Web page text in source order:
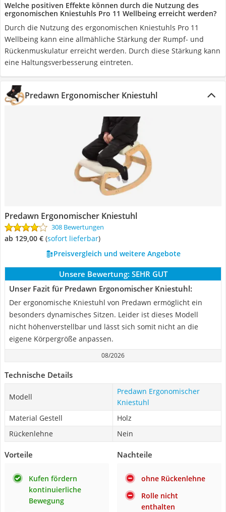
Welche positiven Effekte können durch die Nutzung des
ergonomischen Kniestuhls Pro 11 Wellbeing erreicht werden?
Durch die Nutzung des ergonomischen Kniestuhls Pro 11
Wellbeing kann eine allmähliche Stärkung der Rumpf- und
Rückenmuskulatur erreicht werden. Durch diese Stärkung kann
eine Haltungsverbesserung eintreten.
Predawn Ergonomischer Kniestuhl
Predawn Ergonomischer Kniestuhl
308 Bewertungen
ab 129,00 € ( Sofort lieferbar)
Preisvergleich und weitere Angebote
Unsere Bewertung: SEHR GUT
Unser Fazit für Predawn Ergonomischer Kniestuhl:
Der ergonomische Kniestuhl von Predawn ermöglicht ein
besonders dynamisches Sitzen. Leider ist dieses Modell
nicht höhenverstellbar und lässt sich somit nicht an die
eigene Körpergröße anpassen.
08/2026
Technische Details
Modell
Predawn Ergonomischer
Kniestuhl
Material Gestell
Holz
Rückenlehne
Nein
Vorteile
Kufen fördern
kontinuierliche
Bewegung
Nachteile
ohne Rückenlehne
Rolle nicht
enthalten